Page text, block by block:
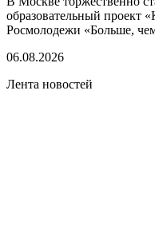
образовательный проект
Росмолодежи «Больше,
06.08.2026
Лента новостей